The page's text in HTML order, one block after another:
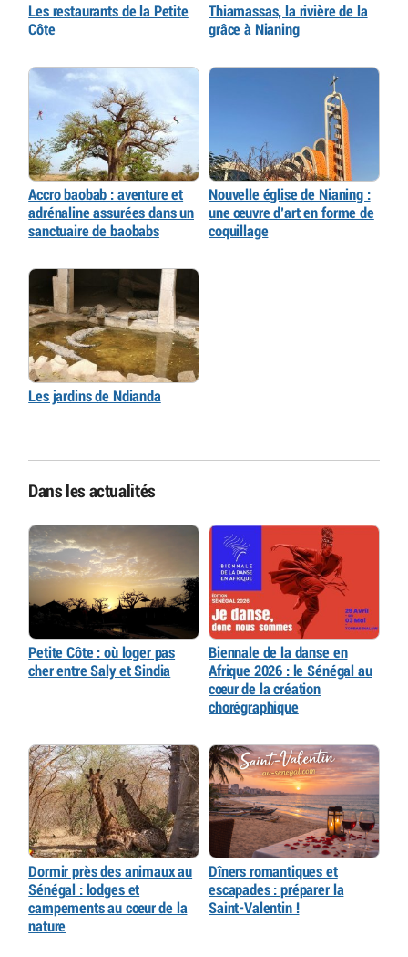
Les restaurants de la Petite
Côte
Thiamassas, la rivière de la
grâce à Nianing
Accro baobab : aventure et
adrénaline assurées dans un
sanctuaire de baobabs
Nouvelle église de Nianing :
une œuvre d’art en forme de
coquillage
Les jardins de Ndianda
Dans les actualités
Petite Côte : où loger pas
cher entre Saly et Sindia
Biennale de la danse en
Afrique 2026 : le Sénégal au
cœur de la création
chorégraphique
Dormir près des animaux au
Sénégal : lodges et
campements au cœur de la
nature
Dîners romantiques et
escapades : préparer la
Saint-Valentin !